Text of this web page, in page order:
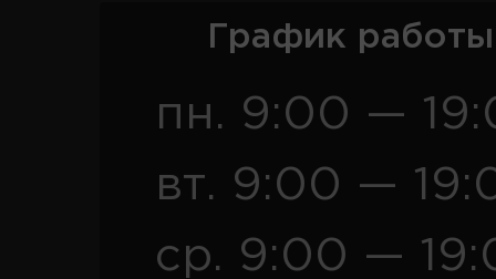
График
пн. 9:00 —
вт. 9:00 —
ср. 9:00 —